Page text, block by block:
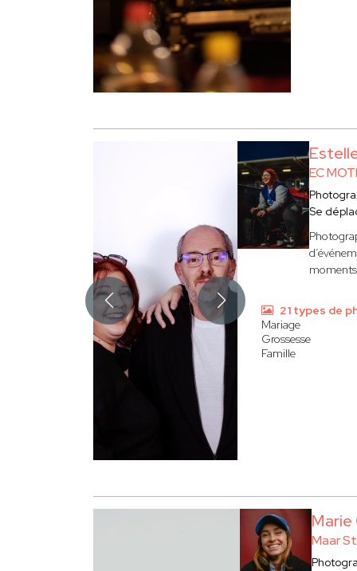
EC
Se
21 types de
Mariage
Grossesse
Famille
Marie
Maar